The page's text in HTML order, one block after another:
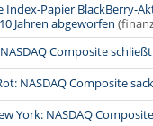
Index-Papier BlackBerry-
Jahren abgeworfen
Composite
NASDAQ Composite
York: NASDAQ